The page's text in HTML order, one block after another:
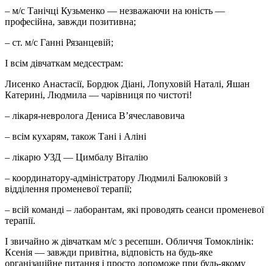
– м/с Танічці Кузьменко — незважаючи на юність —
професійна, завжди позитивна;
– ст. м/с Ганні Рязанцевій;
І всім дівчаткам медсестрам:
Лисенко Анастасії, Бордюк Діані, Лопуховій Наталі, Яшан
Катерині, Людмила — чарівниця по чистоті!
– лікаря-невролога Дениса В’ячеславовича
– всім кухарям, також Тані і Аліні
– лікарю УЗД — Цимбалу Віталію
– координатору-адміністратору Людмилі Балюковій з
відділення променевої терапії;
– всій команді – лаборантам, які проводять сеанси променевої
терапії.
І звичайно ж дівчаткам м/с з ресепшн. Обличчя Томоклінік:
Ксенія — завжди привітна, відповість на будь-яке
організаційне питання і просто допоможе при будь-якому